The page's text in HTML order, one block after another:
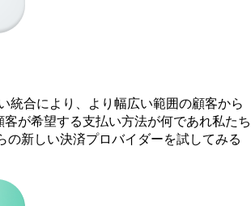
統合により、より幅広い範囲の顧客から
が希望する支払い方法が何であれ私たち
新しい決済プロバイダーを試してみる